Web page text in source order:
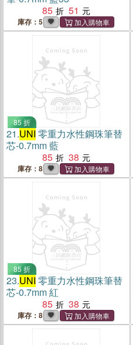
85
51
庫存：5
85 折
21.UNI 零重力水性鋼珠筆替
芯-0.7mm 藍
85
38
庫存：8
85 折
23.UNI 零重力水性鋼珠筆替
芯-0.7mm 紅
85
38
庫存：8